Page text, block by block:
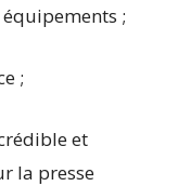
;
;
et
la presse